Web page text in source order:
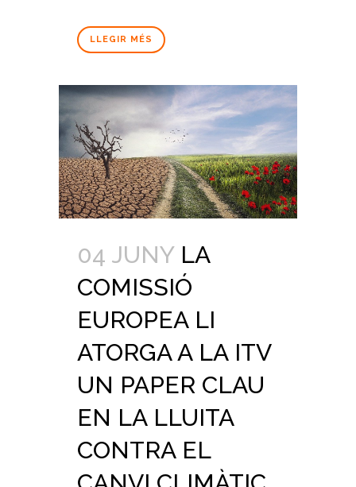
LLEGIR MÉS
04 JUNY LA
COMISSIÓ
EUROPEA LI
ATORGA A LA ITV
UN PAPER CLAU
EN LA LLUITA
CONTRA EL